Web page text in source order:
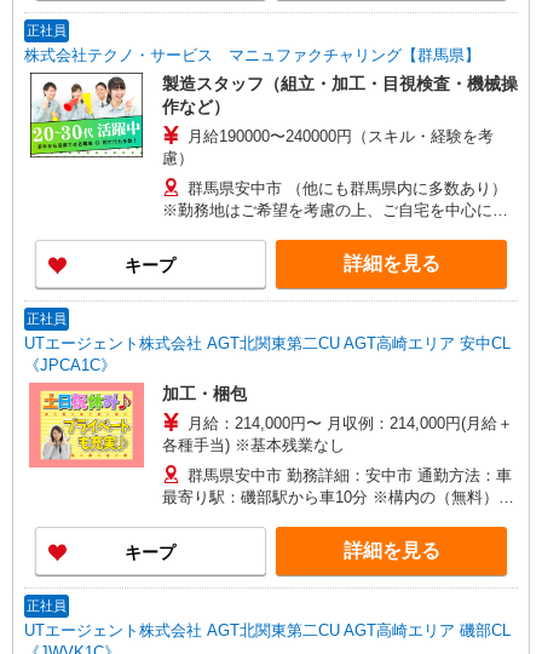
正社員
株式会社テクノ・サービス マニュファクチャリング【群馬県】
製造スタッフ（組立・加工・目視検査・機械操
作など）
月給190000〜240000円（スキル・経験を考
慮）
群馬県安中市 （他にも群馬県内に多数あり）
※勤務地はご希望を考慮の上、ご自宅を中心に通
し）
キープ 詳細を見る
正社員
UTエージェント株式会社 AGT北関東第二CU AGT高崎エリア 安中CL
《JPCA1C》
加工・梱包
月給：214,000円〜 月収例：214,000円(月給＋
各種手当) ※基本残業なし
群馬県安中市 勤務詳細：安中市 通勤方法：車
最寄り駅：磯部駅から車10分 ※構内の（無料）駐
キープ 詳細を見る
正社員
UTエージェント株式会社 AGT北関東第二CU AGT高崎エリア 磯部CL